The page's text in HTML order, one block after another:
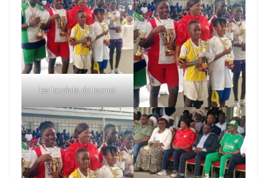
les lauréats du tournoi